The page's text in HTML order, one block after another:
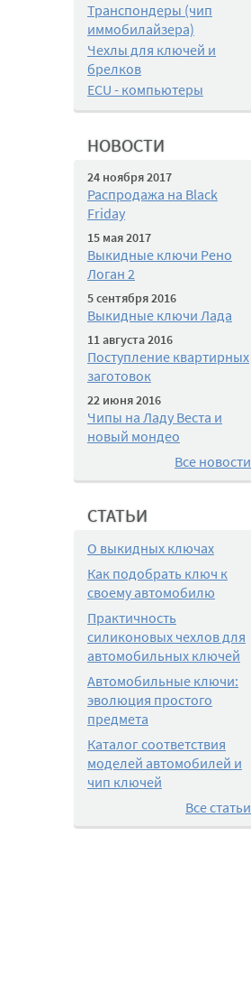
Транспондеры (чип
иммобилайзера)
Чехлы для ключей и
брелков
ECU - компьютеры
НОВОСТИ
24 ноября 2017
Распродажа на Black
Friday
15 мая 2017
Выкидные ключи Рено
Логан 2
5 сентября 2016
Выкидные ключи Лада
11 августа 2016
Поступление квартирных
заготовок
22 июня 2016
Чипы на Ладу Веста и
новый мондео
Все новости
СТАТЬИ
О выкидных ключах
Как подобрать ключ к
своему автомобилю
Практичность
силиконовых чехлов для
автомобильных ключей
Автомобильные ключи:
эволюция простого
предмета
Каталог соответствия
моделей автомобилей и
чип ключей
Все статьи